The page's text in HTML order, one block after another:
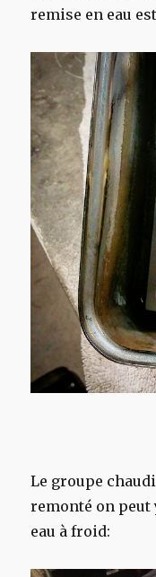
remise en eau
Le groupe
remonté on peut
eau à froid: